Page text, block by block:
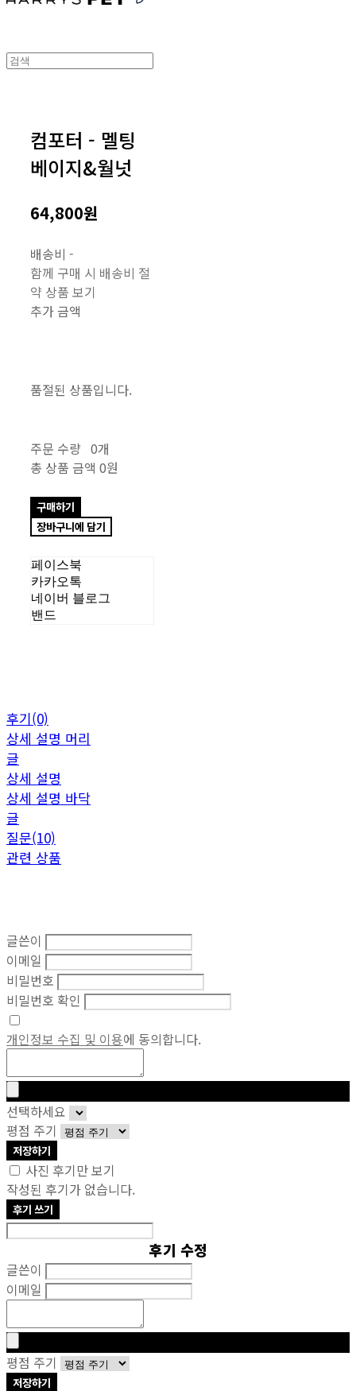
컴포터 - 멜팅
베이지&월넛
64,800원
배송비-
함께 구매 시 배송비 절
약 상품 보기
추가 금액
품절된 상품입니다.
주문 수량 0개
총 상품 금액 0원
구매하기
장바구니에 담기
페이스북
카카오톡
네이버 블로그
밴드
후기(0)
상세 설명 머리
글
상세 설명
상세 설명 바닥
글
질문(10)
관련 상품
글쓴이
이메일
비밀번호
비밀번호 확인
개인정보 수집 및 이용에 동의합니다.
선택하세요
평점 주기
저장하기
사진 후기만 보기
작성된 후기가 없습니다.
후기 쓰기
후기 수정
글쓴이
이메일
평점 주기
저장하기